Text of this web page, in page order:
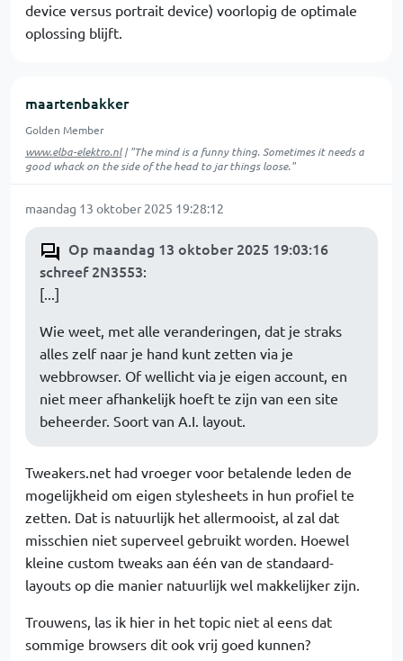
device versus portrait device) voorlopig de optimale
oplossing blijft.
maartenbakker
Golden Member
www.elba-elektro.nl| "The mind is a funny thing. Sometimes it needs a
good whack on the side of the head to jar things loose."
maandag 13 oktober 2025 19:28:12
Op maandag 13 oktober 2025 19:03:16
schreef 2N3553:
[...]
Wie weet, met alle veranderingen, dat je straks
alles zelf naar je hand kunt zetten via je
webbrowser. Of wellicht via je eigen account, en
niet meer afhankelijk hoeft te zijn van een site
beheerder. Soort van A.I. layout.
Tweakers.net had vroeger voor betalende leden de
mogelijkheid om eigen stylesheets in hun profiel te
zetten. Dat is natuurlijk het allermooist, al zal dat
misschien niet superveel gebruikt worden. Hoewel
kleine custom tweaks aan één van de standaard-
layouts op die manier natuurlijk wel makkelijker zijn.
Trouwens, las ik hier in het topic niet al eens dat
sommige browsers dit ook vrij goed kunnen?